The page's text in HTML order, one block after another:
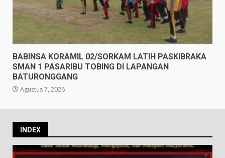
BABINSA KORAMIL 02/SORKAM LATIH PASKIBRAKA
SMAN 1 PASARIBU TOBING DI LAPANGAN
BATURONGGANG
Agustus 7, 2026
INDEX